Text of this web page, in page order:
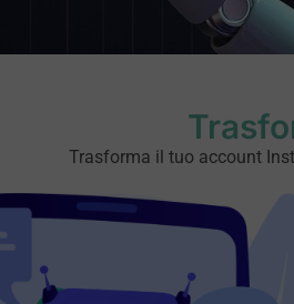
Trasforma il tuo account